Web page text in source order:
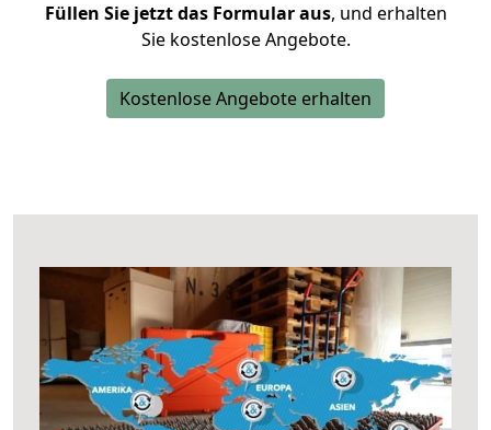
Füllen Sie jetzt das Formular aus, und erhalten
Sie kostenlose Angebote.
Kostenlose Angebote erhalten